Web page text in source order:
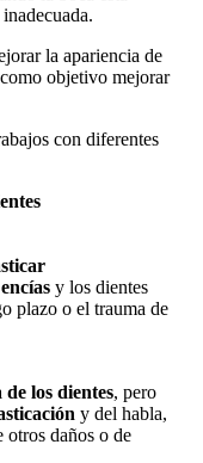
la apariencia de
objetivo mejorar
con diferentes
encías y los dientes
plazo o el trauma de
los dientes, pero
y del habla,
otros daños o de